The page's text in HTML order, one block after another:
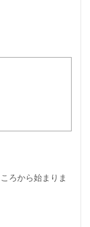
ろから始まりま